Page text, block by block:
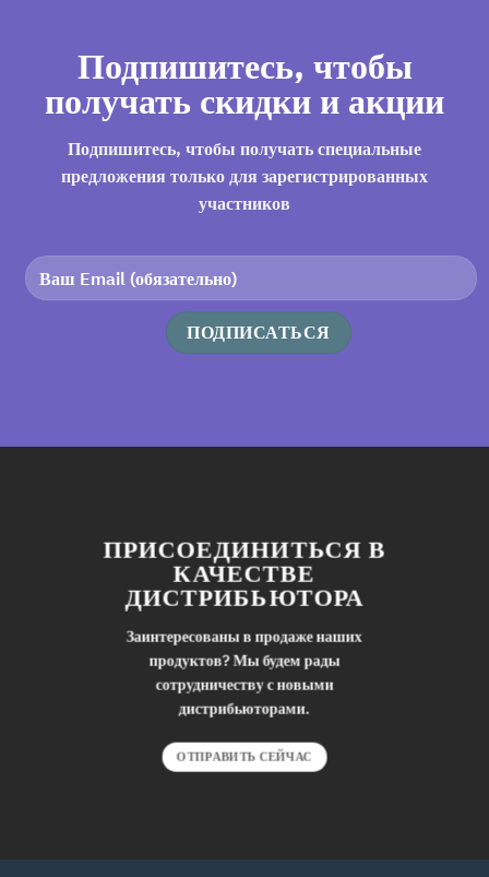
Подпишитесь, чтобы
получать скидки и акции
Подпишитесь, чтобы получать специальные
предложения только для зарегистрированных
участников
ПРИСОЕДИНИТЬСЯ В
КАЧЕСТВЕ
ДИСТРИБЬЮТОРА
Заинтересованы в продаже наших
продуктов? Мы будем рады
сотрудничеству с новыми
дистрибьюторами.
ОТПРАВИТЬ СЕЙЧАС